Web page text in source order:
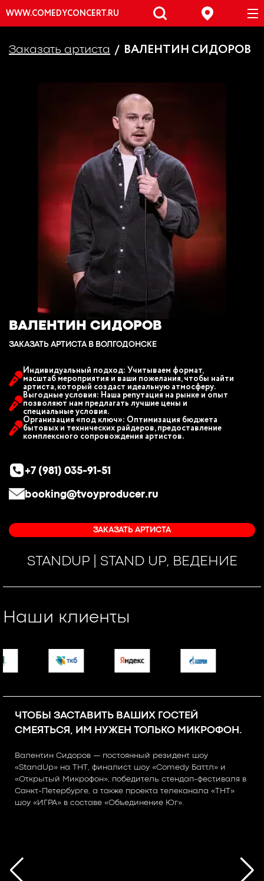
WWW.COMEDYCONCERT.RU
Заказать артиста ВАЛЕНТИН СИДОРОВ
ВАЛЕНТИН СИДОРОВ
ЗАКАЗАТЬ АРТИСТА В ВОЛГОДОНСКЕ
Индивидуальный подход: Учитываем формат,
масштаб мероприятия и ваши пожелания, чтобы найти
артиста, который создаст идеальную атмосферу.
Выгодные условия: Наша репутация на рынке и опыт
позволяют нам предлагать лучшие цены и
специальные условия.
Организация «под ключ»: Оптимизация бюджета
бытовых и технических райдеров, предоставление
комплексного сопровождения артистов.
+7 (981) 035-91-51
booking@tvoyproducer.ru
ЗАКАЗАТЬ АРТИСТА
STANDUP | STAND UP, ВЕДЕНИЕ
Наши клиенты
ЧТОБЫ ЗАСТАВИТЬ ВАШИХ ГОСТЕЙ
СМЕЯТЬСЯ, ИМ НУЖЕН ТОЛЬКО МИКРОФОН.
Валентин Сидоров — постоянный резидент шоу
«StandUp» на ТНТ, финалист шоу «Comedy Баттл» и
«Открытый Микрофон», победитель стендап-фестиваля в
Санкт-Петербурге, а также проекта телеканала «ТНТ»
шоу «ИГРА» в составе «Объединение Юг».